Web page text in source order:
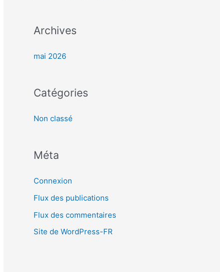
Archives
mai 2026
Catégories
Non classé
Méta
Connexion
Flux des publications
Flux des commentaires
Site de WordPress-FR